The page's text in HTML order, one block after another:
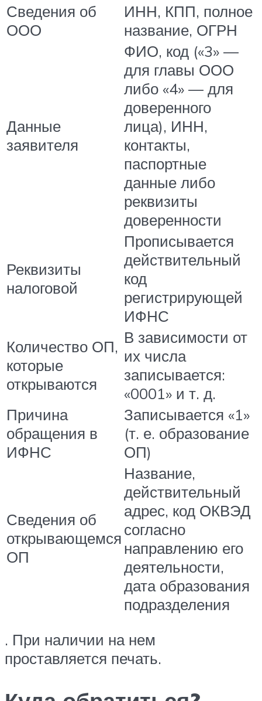
Сведения об
ООО
ИНН, КПП, полное
название, ОГРН
Данные
заявителя
ФИО, код («3» —
для главы ООО
либо «4» — для
доверенного
лица), ИНН,
контакты,
паспортные
данные либо
реквизиты
доверенности
Реквизиты
налоговой
Прописывается
действительный
код
регистрирующей
ИФНС
Количество ОП,
которые
открываются
В зависимости от
их числа
записывается:
«0001» и т. д.
Причина
обращения в
ИФНС
Записывается «1»
(т. е. образование
ОП)
Сведения об
открывающемся
ОП
Название,
действительный
адрес, код ОКВЭД
согласно
направлению его
деятельности,
дата образования
подразделения
. При наличии на нем
проставляется печать.